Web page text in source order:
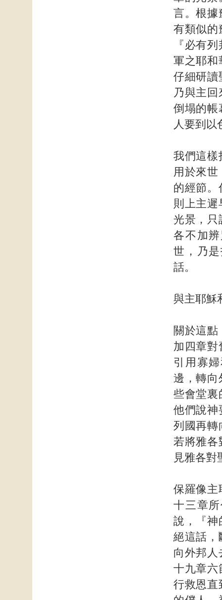
言。根據
有類似的
『必有
軍之耶和
仔細研讀
乃與主
倒塌的帳
人要到以
我們這樣
用於來
的經節。
則上主
光景，只
各不加
世，乃
話。
與主耶穌
關於這
加四章對
引用寡
邊，轉向
些會堂裏
他們說神
列國再轉
若將雅各
見雅各對
保羅像主
十三章
說，『神
絕這話，
向外邦人
十九章六
行救恩直